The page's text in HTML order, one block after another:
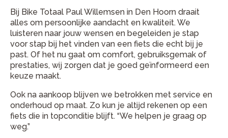
Bij Bike Totaal Paul Willemsen in Den Hoorn draait
alles om persoonlijke aandacht en kwaliteit. We
luisteren naar jouw wensen en begeleiden je stap
voor stap bij het vinden van een fiets die echt bij je
past. Of het nu gaat om comfort, gebruiksgemak of
prestaties, wij zorgen dat je goed geïnformeerd een
keuze maakt.
Ook na aankoop blijven we betrokken met service en
onderhoud op maat. Zo kun je altijd rekenen op een
fiets die in topconditie blijft. “We helpen je graag op
weg.”